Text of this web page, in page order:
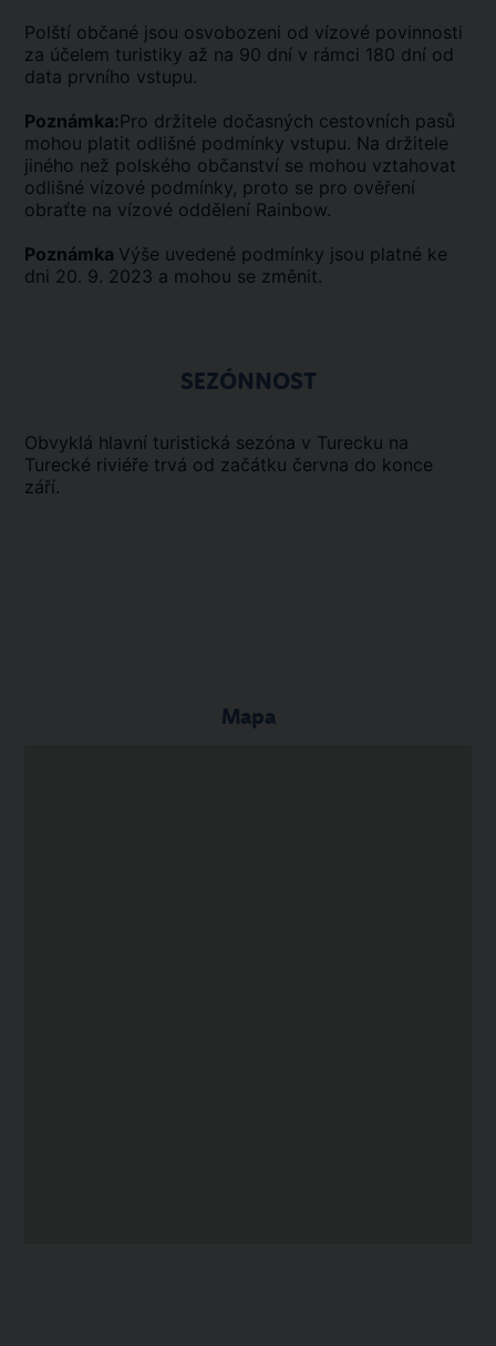
Polští občané jsou osvobozeni od vízové povinnosti
za účelem turistiky až na 90 dní v rámci 180 dní od
data prvního vstupu.
Poznámka: Pro držitele dočasných cestovních pasů
mohou platit odlišné podmínky vstupu. Na držitele
jiného než polského občanství se mohou vztahovat
odlišné vízové podmínky, proto se pro ověření
obraťte na vízové oddělení Rainbow.
Poznámka Výše uvedené podmínky jsou platné ke
dni 20. 9. 2023 a mohou se změnit.
SEZÓNNOST
Obvyklá hlavní turistická sezóna v Turecku na
Turecké riviéře trvá od začátku června do konce
září.
Mapa